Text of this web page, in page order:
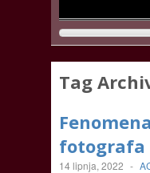
Tag
fotografa
14 lipnja, 2022 -